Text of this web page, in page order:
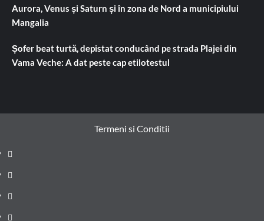
Aurora, Venus și Saturn și în zona de Nord a municipiului
Mangalia
Șofer beat turtă, depistat conducând pe strada Plajei din
Vama Veche: A dat peste cap etilotestul
Termeni si Conditii
Prima
pagină
Știri
de
ultima
Administrație
locală
Actualitate